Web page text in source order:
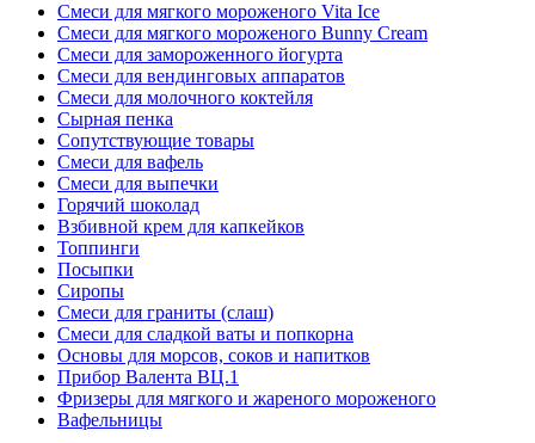
Смеси для мягкого мороженого Vita Ice
Смеси для мягкого мороженого Bunny Cream
Смеси для замороженного йогурта
Смеси для вендинговых аппаратов
Смеси для молочного коктейля
Сырная пенка
Сопутствующие товары
Смеси для вафель
Смеси для выпечки
Горячий шоколад
Взбивной крем для капкейков
Топпинги
Посыпки
Сиропы
Смеси для граниты (слаш)
Смеси для сладкой ваты и попкорна
Основы для морсов, соков и напитков
Прибор Валента ВЦ.1
Фризеры для мягкого и жареного мороженого
Вафельницы